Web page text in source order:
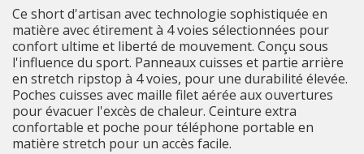
Ce short d'artisan avec technologie sophistiquée en
matière avec étirement à 4 voies sélectionnées pour
confort ultime et liberté de mouvement. Conçu sous
l'influence du sport. Panneaux cuisses et partie arrière
en stretch ripstop à 4 voies, pour une durabilité élevée.
Poches cuisses avec maille filet aérée aux ouvertures
pour évacuer l'excès de chaleur. Ceinture extra
confortable et poche pour téléphone portable en
matière stretch pour un accès facile.